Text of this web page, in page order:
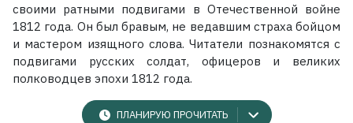
своими ратными подвигами в Отечественной войне
1812 года. Он был бравым, не ведавшим страха бойцом
и мастером изящного слова. Читатели познакомятся с
подвигами русских солдат, офицеров и великих
полководцев эпохи 1812 года.
ПЛАНИРУЮ ПРОЧИТАТЬ